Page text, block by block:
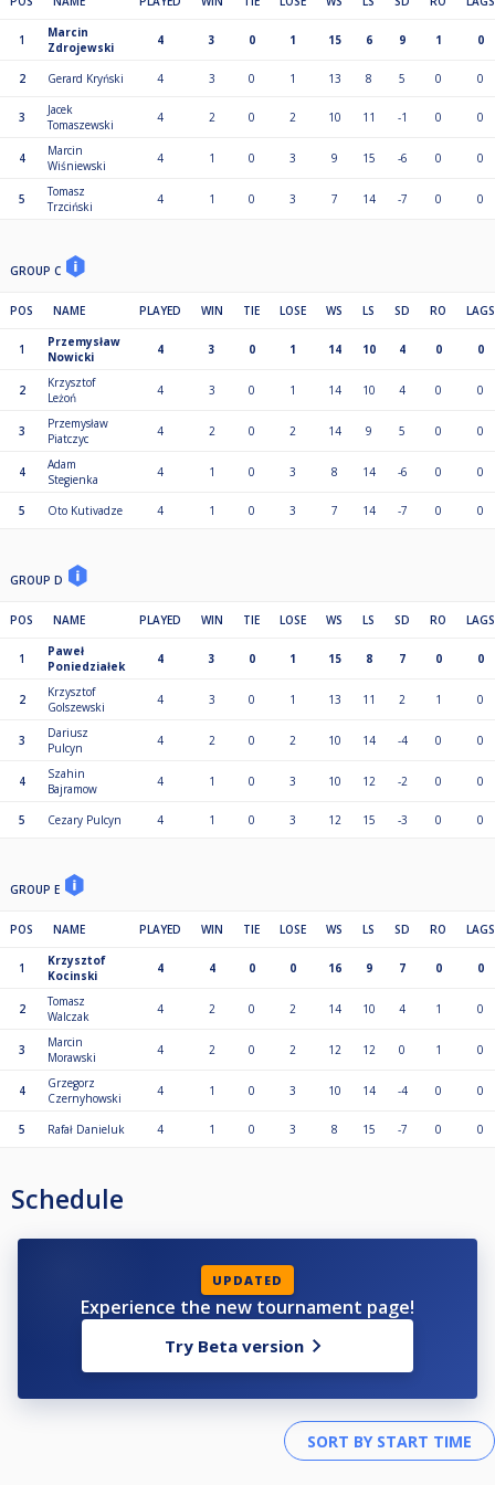
1
Marcin
Zdrojewski
4 3 0 1 15 6 9 1 0
2 Gerard Kryński 4 3 0 1 13 8 5 0 0
3
Jacek
Tomaszewski
4 2 0 2 10 11 -1 0 0
4
Marcin
Wiśniewski
4 1 0 3 9 15 -6 0 0
5
Tomasz
Trzciński
4 1 0 3 7 14 -7 0 0
GROUP C
POS NAME PLAYED WIN TIE LOSE WS LS SD RO LAGS
1
Przemysław
Nowicki
4 3 0 1 14 10 4 0 0
2
Krzysztof
Leżoń
4 3 0 1 14 10 4 0 0
3
Przemysław
Piatczyc
4 2 0 2 14 9 5 0 0
4
Adam
Stegienka
4 1 0 3 8 14 -6 0 0
5 Oto Kutivadze 4 1 0 3 7 14 -7 0 0
GROUP D
POS NAME PLAYED WIN TIE LOSE WS LS SD RO LAGS
1
Paweł
Poniedziałek
4 3 0 1 15 8 7 0 0
2
Krzysztof
Golszewski
4 3 0 1 13 11 2 1 0
3
Dariusz
Pulcyn
4 2 0 2 10 14 -4 0 0
4
Szahin
Bajramow
4 1 0 3 10 12 -2 0 0
5 Cezary Pulcyn 4 1 0 3 12 15 -3 0 0
GROUP E
POS NAME PLAYED WIN TIE LOSE WS LS SD RO LAGS
1
Krzysztof
Kocinski
4 4 0 0 16 9 7 0 0
2
Tomasz
Walczak
4 2 0 2 14 10 4 1 0
3
Marcin
Morawski
4 2 0 2 12 12 0 1 0
4
Grzegorz
Czernyhowski
4 1 0 3 10 14 -4 0 0
5 Rafał Danieluk 4 1 0 3 8 15 -7 0 0
Schedule
UPDATED
Experience the new tournament page!
Try Beta version